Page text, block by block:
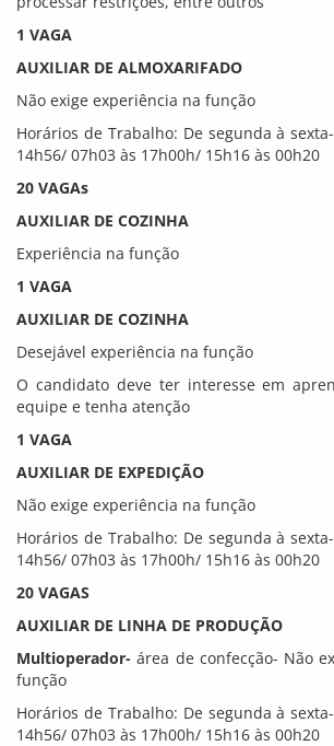
1 VAGA
AUXILIAR DE ALMOXARIFADO
Não exige experiência na função
Horários de Trabalho: De segunda à
14h56/ 07h03 às 17h00h/ 15h16 às 00h20
20 VAGAs
AUXILIAR DE COZINHA
Experiência na função
1 VAGA
AUXILIAR DE COZINHA
Desejável experiência na função
O candidato deve ter interesse em
equipe e tenha atenção
1 VAGA
AUXILIAR DE EXPEDIÇÃO
Não exige experiência na função
Horários de Trabalho: De segunda à
14h56/ 07h03 às 17h00h/ 15h16 às 00h20
20 VAGAS
AUXILIAR DE LINHA DE PRODUÇÃO
Multioperador- área de confecção- Não
função
Horários de Trabalho: De segunda à
14h56/ 07h03 às 17h00h/ 15h16 às 00h20